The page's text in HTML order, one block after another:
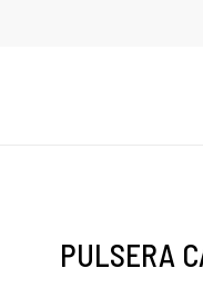
PULSERA